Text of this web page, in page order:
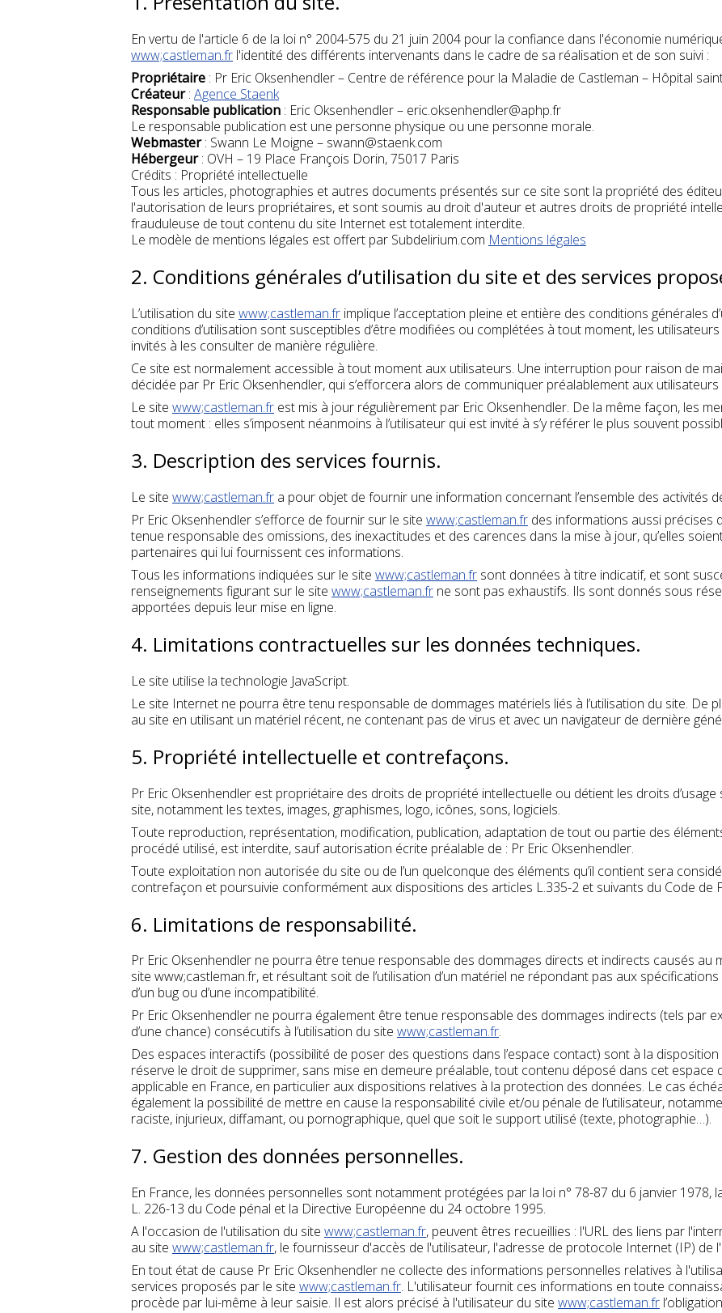
En vertu de l'article 6 de la loi n° 2004-575 du 21 juin 2004 pour la confiance dans l'économie
www;castleman.fr l'identité des différents intervenants dans le cadre de sa réalisation et de son suivi :
Propriétaire : Pr Eric Oksenhendler – Centre de référence pour la Maladie de Castleman – Hôpital
Créateur: Agence Staenk
Responsable publication : Eric Oksenhendler – eric.oksenhendler@aphp.fr
Le responsable publication est une personne physique ou une personne morale.
Webmaster: Swann Le Moigne – swann@staenk.com
Hébergeur: OVH – 19 Place François Dorin, 75017 Paris
Crédits : Propriété intellectuelle
Tous les articles, photographies et autres documents présentés sur ce site sont la propriété des
l'autorisation de leurs propriétaires, et sont soumis au droit d'auteur et autres droits de propriété
frauduleuse de tout contenu du site Internet est totalement interdite.
Le modèle de mentions légales est offert par Subdelirium.com Mentions légales
2. Conditions générales d’utilisation du site et des services
L’utilisation du site www;castleman.fr implique l’acceptation pleine et entière des conditions générales
conditions d’utilisation sont susceptibles d’être modifiées ou complétées à tout moment, les
invités à les consulter de manière régulière.
Ce site est normalement accessible à tout moment aux utilisateurs. Une interruption pour raison de
décidée par Pr Eric Oksenhendler, qui s’efforcera alors de communiquer préalablement aux
Le site www;castleman.fr est mis à jour régulièrement par Eric Oksenhendler. De la même façon, les
tout moment : elles s’imposent néanmoins à l’utilisateur qui est invité à s’y référer le plus souvent
3. Description des services fournis.
Le site www;castleman.fr a pour objet de fournir une information concernant l’ensemble des activités
Pr Eric Oksenhendler s’efforce de fournir sur le site www;castleman.fr des informations aussi précises
tenue responsable des omissions, des inexactitudes et des carences dans la mise à jour, qu’elles
partenaires qui lui fournissent ces informations.
Tous les informations indiquées sur le site www;castleman.fr sont données à titre indicatif, et sont
renseignements figurant sur le site www;castleman.fr ne sont pas exhaustifs. Ils sont donnés sous
apportées depuis leur mise en ligne.
4. Limitations contractuelles sur les données techniques.
Le site utilise la technologie JavaScript.
Le site Internet ne pourra être tenu responsable de dommages matériels liés à l’utilisation du site. De
au site en utilisant un matériel récent, ne contenant pas de virus et avec un navigateur de dernière
5. Propriété intellectuelle et contrefaçons.
Pr Eric Oksenhendler est propriétaire des droits de propriété intellectuelle ou détient les droits
site, notamment les textes, images, graphismes, logo, icônes, sons, logiciels.
Toute reproduction, représentation, modification, publication, adaptation de tout ou partie des
procédé utilisé, est interdite, sauf autorisation écrite préalable de : Pr Eric Oksenhendler.
Toute exploitation non autorisée du site ou de l’un quelconque des éléments qu’il contient sera
contrefaçon et poursuivie conformément aux dispositions des articles L.335-2 et suivants du Code de
6. Limitations de responsabilité.
Pr Eric Oksenhendler ne pourra être tenue responsable des dommages directs et indirects causés au
site www;castleman.fr, et résultant soit de l’utilisation d’un matériel ne répondant pas aux
d’un bug ou d’une incompatibilité.
Pr Eric Oksenhendler ne pourra également être tenue responsable des dommages indirects (tels par
d’une chance) consécutifs à l’utilisation du site www;castleman.fr.
Des espaces interactifs (possibilité de poser des questions dans l’espace contact) sont à la
réserve le droit de supprimer, sans mise en demeure préalable, tout contenu déposé dans cet espace
applicable en France, en particulier aux dispositions relatives à la protection des données. Le cas
également la possibilité de mettre en cause la responsabilité civile et/ou pénale de l’utilisateur,
raciste, injurieux, diffamant, ou pornographique, quel que soit le support utilisé (texte, photographie…).
7. Gestion des données personnelles.
En France, les données personnelles sont notamment protégées par la loi n° 78-87 du 6 janvier 1978,
L. 226-13 du Code pénal et la Directive Européenne du 24 octobre 1995.
A l'occasion de l'utilisation du site www;castleman.fr, peuvent êtres recueillies : l'URL des liens par
au site www;castleman.fr, le fournisseur d'accès de l'utilisateur, l'adresse de protocole Internet (IP) de
En tout état de cause Pr Eric Oksenhendler ne collecte des informations personnelles relatives à
services proposés par le site www;castleman.fr. L'utilisateur fournit ces informations en toute
procède par lui-même à leur saisie. Il est alors précisé à l'utilisateur du site www;castleman.fr